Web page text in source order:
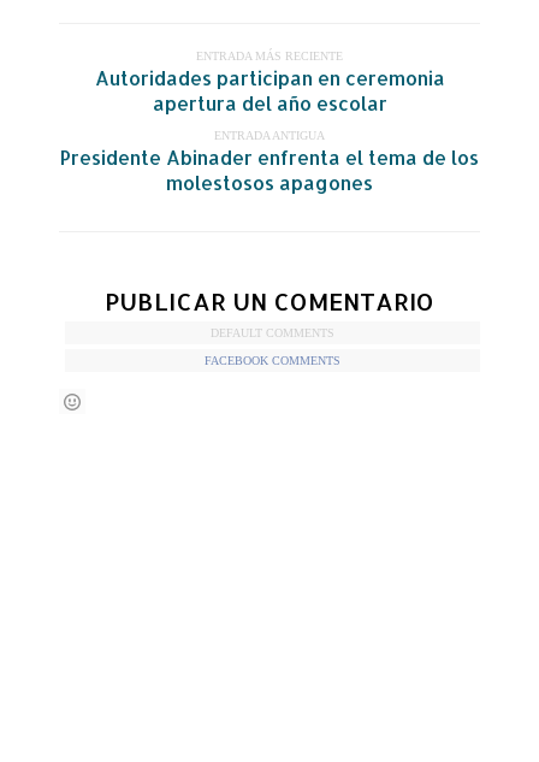
ENTRADA MÁS RECIENTE
Autoridades participan en ceremonia
apertura del año escolar
ENTRADA ANTIGUA
Presidente Abinader enfrenta el tema de los
molestosos apagones
PUBLICAR UN COMENTARIO
DEFAULT COMMENTS
FACEBOOK COMMENTS